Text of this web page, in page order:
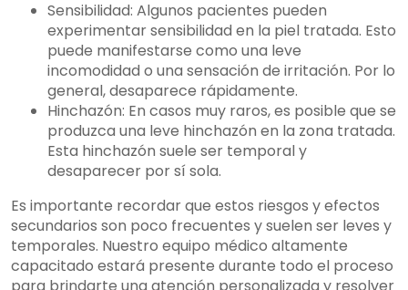
Sensibilidad: Algunos pacientes pueden
experimentar sensibilidad en la piel tratada. Esto
puede manifestarse como una leve
incomodidad o una sensación de irritación. Por lo
general, desaparece rápidamente.
Hinchazón: En casos muy raros, es posible que se
produzca una leve hinchazón en la zona tratada.
Esta hinchazón suele ser temporal y
desaparecer por sí sola.
Es importante recordar que estos riesgos y efectos
secundarios son poco frecuentes y suelen ser leves y
temporales. Nuestro equipo médico altamente
capacitado estará presente durante todo el proceso